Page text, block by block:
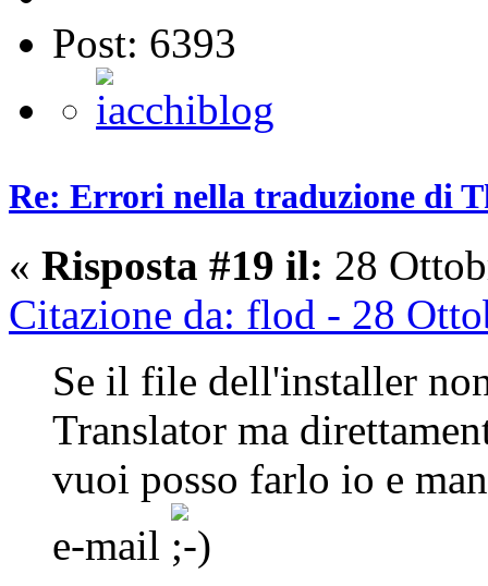
Post: 6393
Re: Errori nella traduzione di
« Risposta #19 il: 28
Citazione da: flod - 28
Se il file dell'installer
Translator ma
vuoi posso farlo io e
e-mail